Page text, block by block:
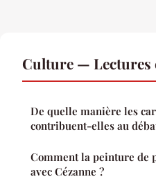
Culture — Lectures
De quelle manière les
contribuent-elles au
Comment la peinture de
avec Cézanne ?